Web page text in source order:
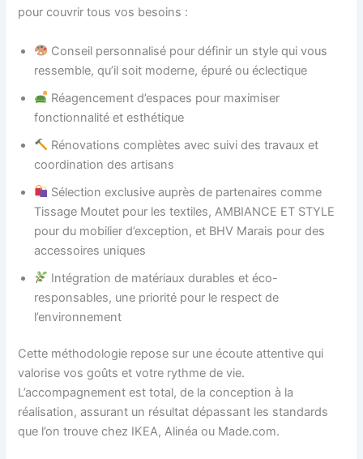
pour couvrir tous vos besoins :
Conseil personnalisé pour définir un style qui vous
ressemble, qu’il soit moderne, épuré ou éclectique
Réagencement d’espaces pour maximiser
fonctionnalité et esthétique
Rénovations complètes avec suivi des travaux et
coordination des artisans
Sélection exclusive auprès de partenaires comme
Tissage Moutet pour les textiles, AMBIANCE ET STYLE
pour du mobilier d’exception, et BHV Marais pour des
accessoires uniques
Intégration de matériaux durables et éco-
responsables, une priorité pour le respect de
l’environnement
Cette méthodologie repose sur une écoute attentive qui
valorise vos goûts et votre rythme de vie.
L’accompagnement est total, de la conception à la
réalisation, assurant un résultat dépassant les standards
que l’on trouve chez IKEA, Alinéa ou Made.com.